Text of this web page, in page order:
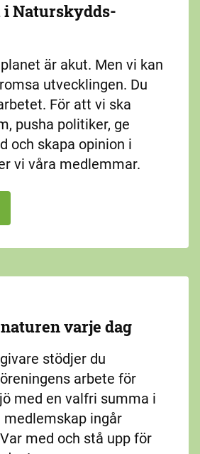
i Naturskydds­
är akut. Men vi kan
utvecklingen. Du
För att vi ska
pusha politiker, ge
och skapa opinion i
vi våra medlemmar.
varje dag
stödjer du
arbete för
med en valfri summa i
medlemskap ingår
med och stå upp för